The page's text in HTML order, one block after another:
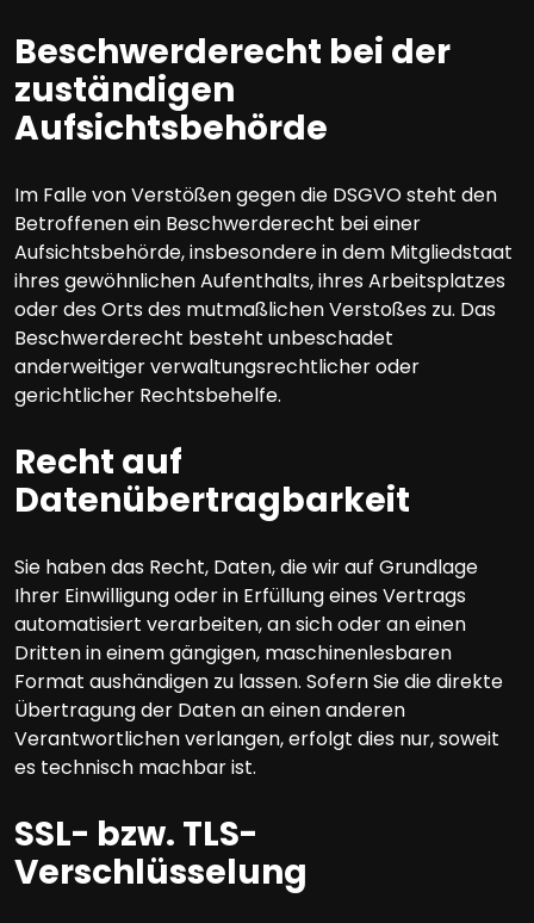
Beschwerderecht bei der
zuständigen
Aufsichtsbehörde
Im Falle von Verstößen gegen die DSGVO steht den
Betroffenen ein Beschwerderecht bei einer
Aufsichtsbehörde, insbesondere in dem Mitgliedstaat
ihres gewöhnlichen Aufenthalts, ihres Arbeitsplatzes
oder des Orts des mutmaßlichen Verstoßes zu. Das
Beschwerderecht besteht unbeschadet
anderweitiger verwaltungsrechtlicher oder
gerichtlicher Rechtsbehelfe.
Recht auf
Datenübertragbarkeit
Sie haben das Recht, Daten, die wir auf Grundlage
Ihrer Einwilligung oder in Erfüllung eines Vertrags
automatisiert verarbeiten, an sich oder an einen
Dritten in einem gängigen, maschinenlesbaren
Format aushändigen zu lassen. Sofern Sie die direkte
Übertragung der Daten an einen anderen
Verantwortlichen verlangen, erfolgt dies nur, soweit
es technisch machbar ist.
SSL- bzw. TLS-
Verschlüsselung